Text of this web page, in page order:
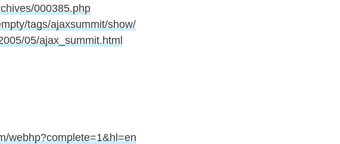
000385.php
tags/ajaxsummit/show/
05/ajax_summit.html
webhp?complete=1&hl=en